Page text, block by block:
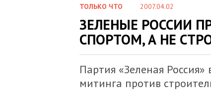
ТОЛЬКО ЧТО 2007.04.02
ЗЕЛЕНЫЕ РОССИИ
СПОРТОМ, А НЕ
Партия «Зеленая
митинга против